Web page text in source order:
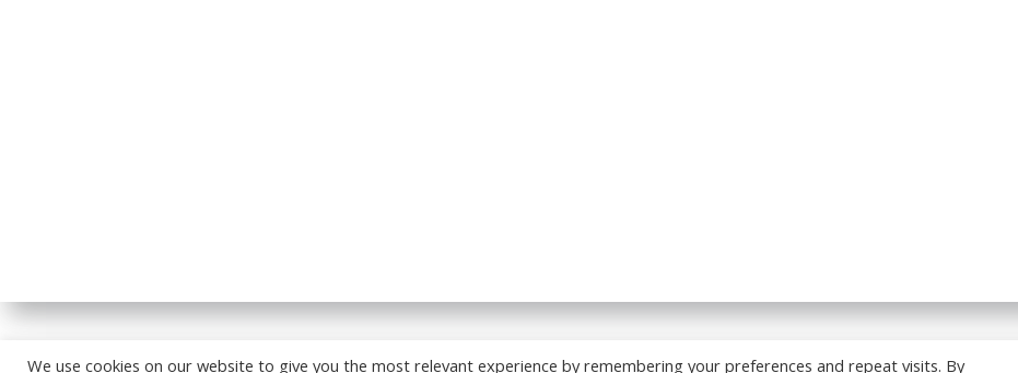
© 2026 BREADCRUMB.FR. Construit avec WordPress etColibriWP Theme
We use cookies on our website to give you the most relevant experience by remembering your preferences and repeat visits. By